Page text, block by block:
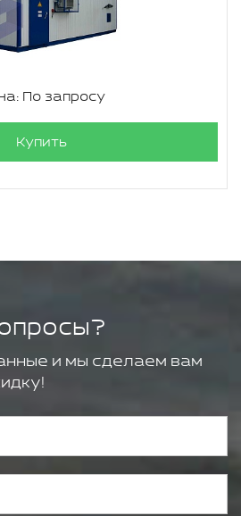
По запросу
Купить
и мы сделаем вам